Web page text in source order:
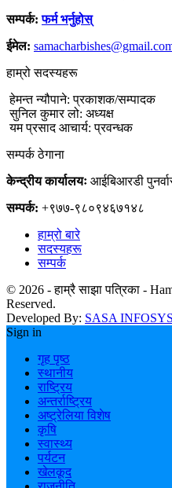
सम्पर्क:फर्म भर्नुहोस्
ईमेल:
हाम्रो सदस्यहरू
हेमन्त न्यौपाने: प्रकाशक/सम्पादक
सुनिल कुमार लो: अध्यक्ष
यम प्रसाद आचार्य: प्रवन्धक
सम्पर्क ठेगाना
केन्द्रीय कार्यालयः आईबिआरडी
सम्पर्क: +९७७-९८०९४६७१४८
हाम्रो बारे
सदस्यहरू
सम्पर्क
© 2026 - हाम्रै साझा पत्रिका -
Reserved.
Developed By: SASA INFOSYS
Sign in
गृह पृष्ठ
स्थानीय
राष्ट्रिय
अन्तर्राष्ट्रिय
अष्ट्रेलिया विशेष
कृषि
स्वास्थ्य
पर्यटन
खेलकूद